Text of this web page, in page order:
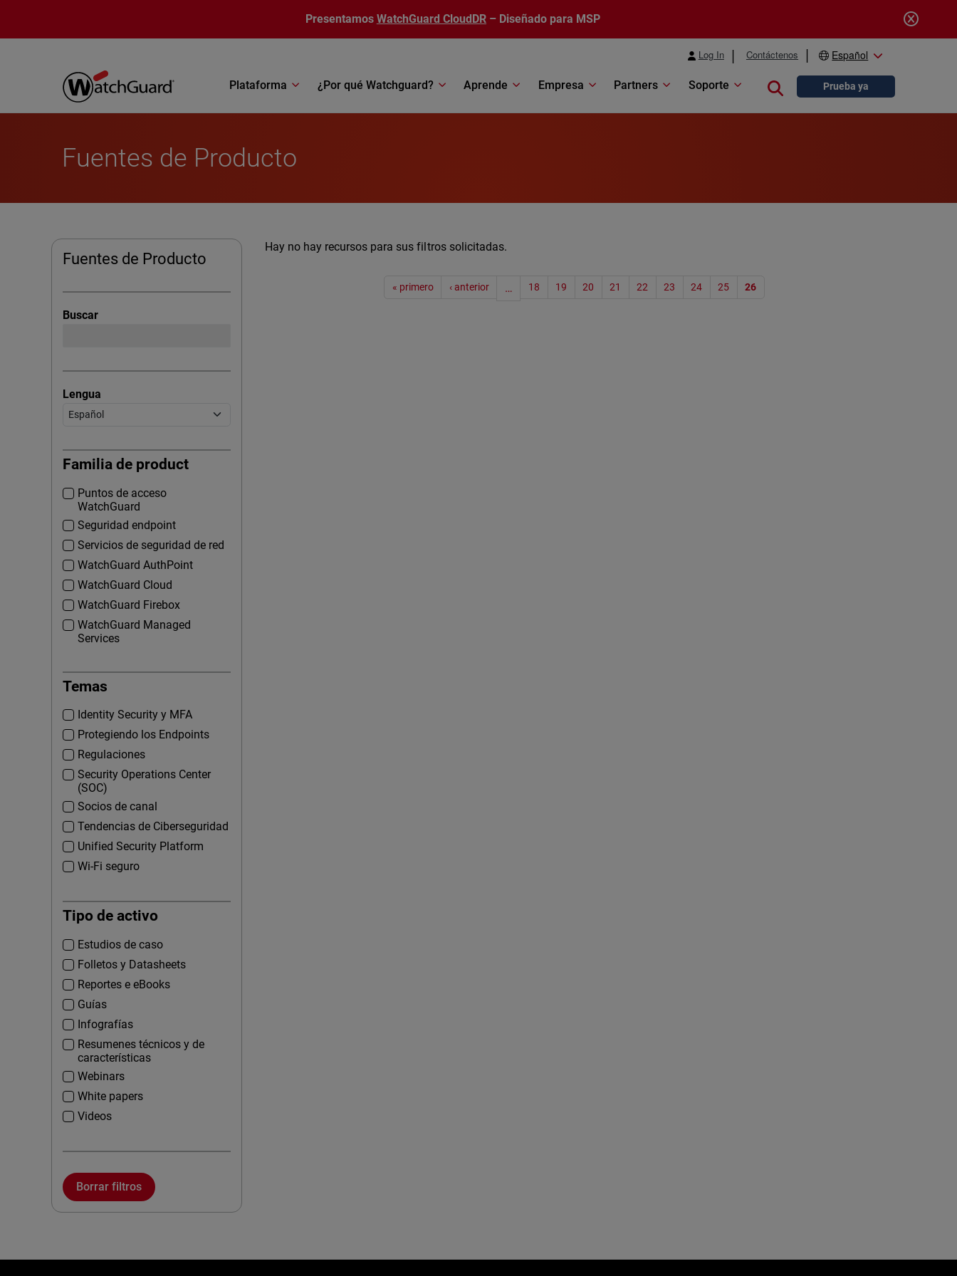
Presentamos WatchGuard CloudDR – Diseñado para MSP
Log In Contáctenos Español
Plataforma ¿Por qué Watchguard? Aprende Empresa Partners Soporte Close searchPrueba ya
Fuentes de Producto
Fuentes de Producto
Buscar
Lengua
Familia de product
Puntos de acceso
WatchGuard
Seguridad endpoint
Servicios de seguridad de red
WatchGuard AuthPoint
WatchGuard Cloud
WatchGuard Firebox
WatchGuard Managed
Services
Temas
Identity Security y MFA
Protegiendo los Endpoints
Regulaciones
Security Operations Center
(SOC)
Socios de canal
Tendencias de Ciberseguridad
Unified Security Platform
Wi-Fi seguro
Tipo de activo
Estudios de caso
Folletos y Datasheets
Reportes e eBooks
Guías
Infografías
Resumenes técnicos y de
características
Webinars
White papers
Videos
Borrar filtros
Hay no hay recursos para sus filtros solicitadas.
Paginación
« primero ‹ anterior … 18 19 20 21 22 23 24 25 26